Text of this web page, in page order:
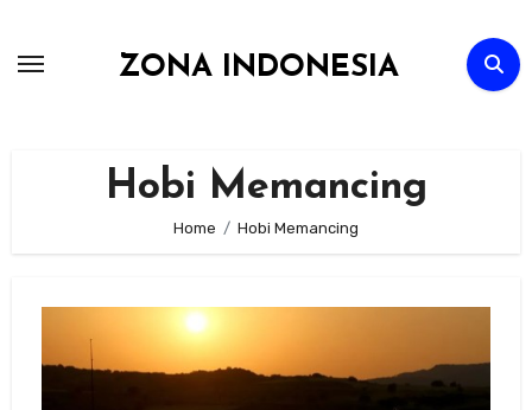
ZONA INDONESIA
Hobi Memancing
Home Hobi Memancing